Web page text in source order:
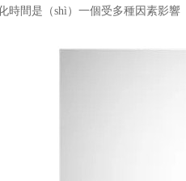
時間是（shì）一個受多種因素影響